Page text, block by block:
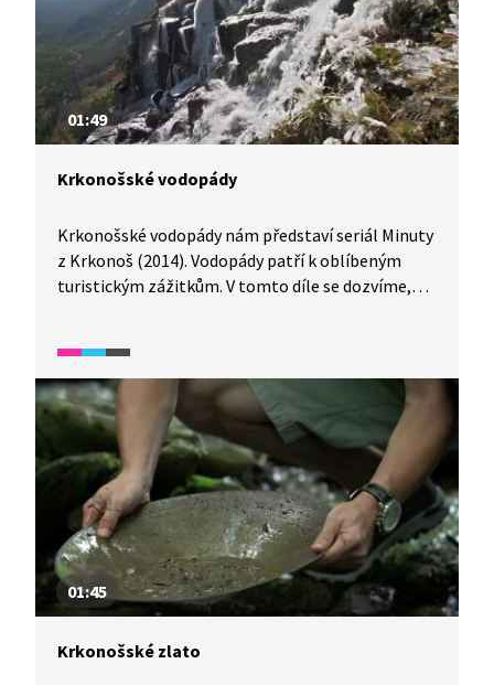
01:49
Krkonošské vodopády
Krkonošské vodopády nám představí seriál Minuty
z Krkonoš (2014). Vodopády patří k oblíbeným
turistickým zážitkům. V tomto díle se dozvíme,
01:45
Krkonošské zlato